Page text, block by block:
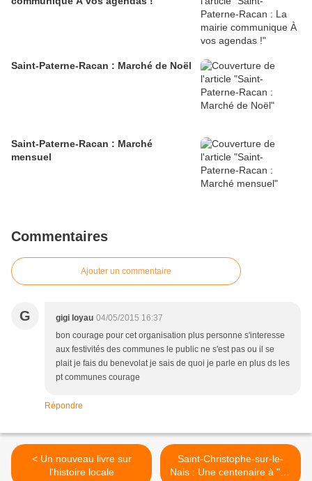
Saint-Paterne-Racan : Marché de Noël
Saint-Paterne-Racan : Marché
mensuel
Commentaires
Ajouter un commentaire
G gigi loyau 04/05/2015 16:37
bon courage pour cet organisation plus personne s'interesse
aux festivités des communes le public ne s'est pas ou il se
plait je fais du benevolat je sais de quoi je parle en plus ds les
pt communes courage
Répondre
< Un nouveau livre sur
l'histoire locale
Saint-Christophe-sur-le-
Nais : Une centenaire à "La